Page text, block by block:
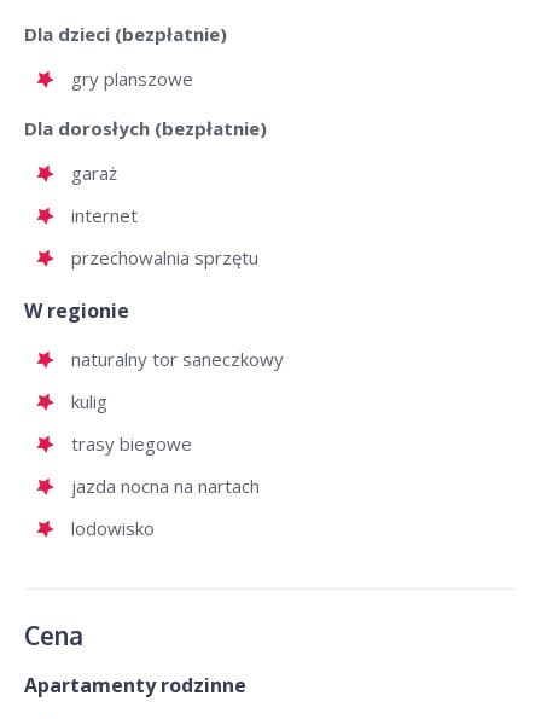
Dla dzieci (bezpłatnie)
gry planszowe
Dla dorosłych (bezpłatnie)
garaż
internet
przechowalnia sprzętu
W regionie
naturalny tor saneczkowy
kulig
trasy biegowe
jazda nocna na nartach
lodowisko
Cena
Apartamenty rodzinne